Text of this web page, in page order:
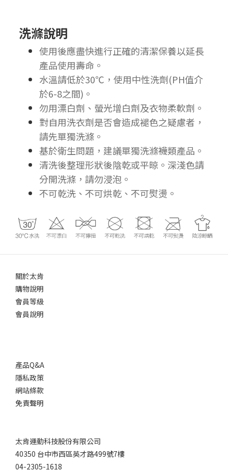
洗滌說明
使用後應盡快進行正確的清潔保養以延長
產品使用壽命。
水溫請低於30℃，使用中性洗劑(PH值介
於6-8之間)。
勿用漂白劑、螢光增白劑及衣物柔軟劑。
對自用洗衣劑是否會造成褪色之疑慮者，
請先單獨洗滌。
基於衛生問題，建議單獨洗滌襪類產品。
清洗後整理形狀後陰乾或平晾。深淺色請
分開洗滌，請勿浸泡。
不可乾洗、不可烘乾、不可熨燙。
關於太肯
購物說明
會員等級
會員說明
產品Q&A
隱私政策
網站條款
免責聲明
太肯運動科技股份有限公司
40350 台中市西區英才路499號7樓
04-2305-1618